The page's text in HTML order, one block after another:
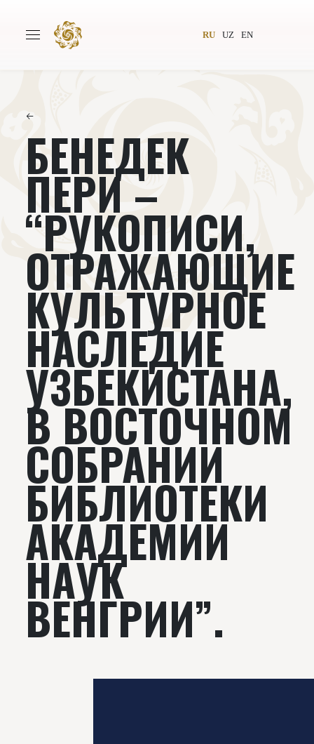
RU UZ EN
Авторы Всемирное общество
Проекты Подкасты
Книги Видеолекторий
←
БЕНЕДЕК
ПЕРИ –
“РУКОПИСИ,
ОТРАЖАЮЩИЕ
КУЛЬТУРНОЕ
НАСЛЕДИЕ
УЗБЕКИСТАНА,
В ВОСТОЧНОМ
СОБРАНИИ
БИБЛИОТЕКИ
АКАДЕМИИ
НАУК
ВЕНГРИИ”.